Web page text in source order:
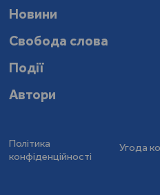
Новини
Свобода слова
Події
Автори
Політика
конфіденційності
Угода